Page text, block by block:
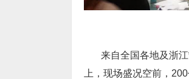
来自全国各地及浙
上，现场盛况空前， 200